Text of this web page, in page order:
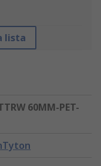
lista
60MM-PET-